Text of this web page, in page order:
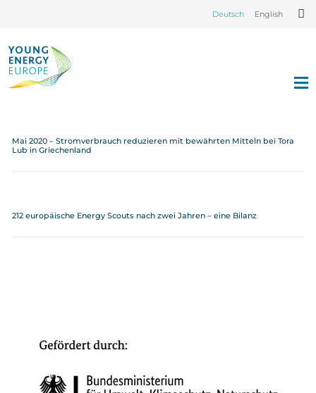
Deutsch English
Mai 2020 – Stromverbrauch reduzieren mit bewährten Mitteln bei Tora
Lub in Griechenland
212 europäische Energy Scouts nach zwei Jahren – eine Bilanz